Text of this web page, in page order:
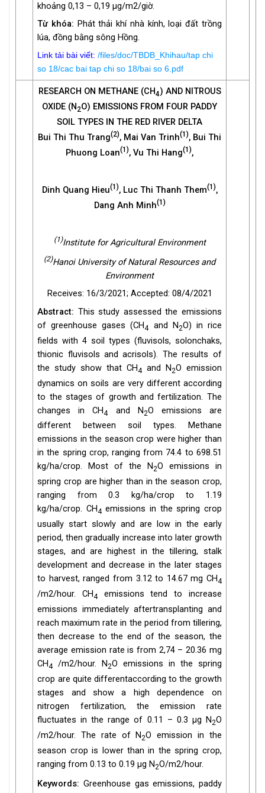
khoảng 0,13 – 0,19 µg/m2/giờ.
Từ khóa: Phát thải khí nhà kính, loại đất trồng
lúa, đồng bằng sông Hồng.
Link tải bài viết:/files/doc/TBDB_Khihau/tap chi
so 18/cac bai tap chi so 18/bai so 6.pdf
RESEARCH ON METHANE (CH4) AND NITROUS
OXIDE (N 2O) EMISSIONS FROM FOUR PADDY
SOIL TYPES IN THE RED RIVER DELTA
Bui Thi Thu Trang(2), Mai Van Trinh(1), Bui Thi
Phuong Loan(1), Vu Thi Hang(1),
Dinh Quang Hieu(1), Luc Thi Thanh Them(1),
Dang Anh Minh(1)
(1)Institute for Agricultural Environment
(2)Hanoi University of Natural Resources and
Environment
Receives: 16/3/2021; Accepted: 08/4/2021
Abstract: This study assessed the emissions
of greenhouse gases (CH4 and N 2O) in rice
fields with 4 soil types (fluvisols, solonchaks,
thionic fluvisols and acrisols). The results of
the study show that CH4 and N 2O emission
dynamics on soils are very different according
to the stages of growth and fertilization. The
changes in CH4 and N 2O emissions are
different between soil types. Methane
emissions in the season crop were higher than
in the spring crop, ranging from 74.4 to 698.51
kg/ha/crop. Most of the N2O emissions in
spring crop are higher than in the season crop,
ranging from 0.3 kg/ha/crop to 1.19
kg/ha/crop. CH4 emissions in the spring crop
usually start slowly and are low in the early
period, then gradually increase into later growth
stages, and are highest in the tillering, stalk
development and decrease in the later stages
to harvest, ranged from 3.12 to 14.67 mg CH4
/m2/hour. CH4
emissions tend to increase
emissions immediately aftertransplanting and
reach maximum rate in the period from tillering,
then decrease to the end of the season, the
average emission rate is from 2,74 – 20.36 mg
CH4 /m2/hour. N2O emissions in the spring
crop are quite differentaccording to the growth
stages and show a high dependence on
nitrogen fertilization, the emission rate
fluctuates in the range of 0.11 – 0.3 µg N2O
/m2/hour. The rate of N 2O emission in the
season crop is lower than in the spring crop,
ranging from 0.13 to 0.19 µg N 2O/m2/hour.
Keywords: Greenhouse gas emissions, paddy